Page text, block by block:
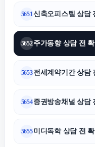
5651 신축오피스텔 상담
5652주가동향 상담 전
5653전세계약기간 상담
5654증권방송채널 상담
5655미디독학 상담 전